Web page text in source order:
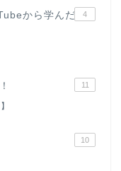
から学んだ 4
11
10